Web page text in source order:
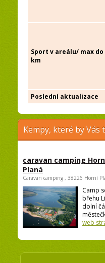
Sport v areálu/ max do
km
Poslední aktualizace
Kempy, které by Vás
caravan camping
Planá
Caravan camping , 38226 Horní
Camp
břehu
dolní
web